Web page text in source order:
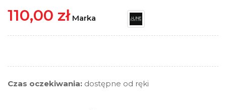
110,00 zł Marka
Czas oczekiwania: dostępne od ręki